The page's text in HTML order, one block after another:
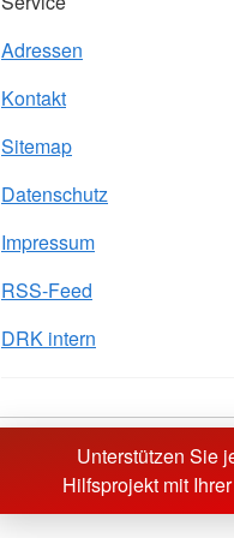
Unterstützen Sie
Hilfsprojekt mit
Adressen
Kontakt
Sitemap
Datenschutz
Impressum
RSS-Feed
DRK intern